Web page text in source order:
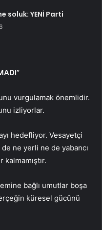
soluk: YENİ Parti
vurgulamak önemlidir.
izliyorlar.
hedefliyor. Vesayetçi
ne yerli ne de yabancı
bağlı umutlar boşa
küresel gücünü